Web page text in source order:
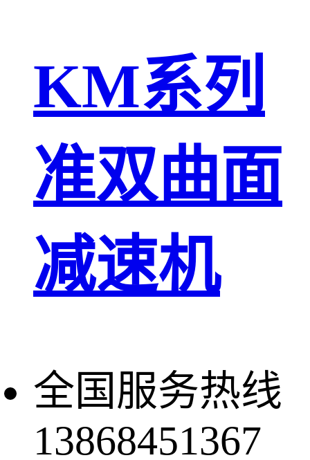
KM系列
准双曲面
减速机
全国服务热线
13868451367